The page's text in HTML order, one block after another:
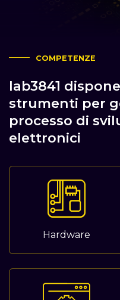
COMPETENZE
lab3841
strumenti per
processo di
elettronici
Hardware